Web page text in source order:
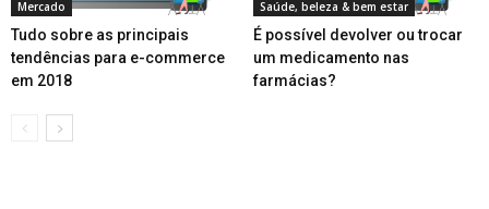
Mercado
Tudo sobre as principais
tendências para e-commerce
em 2018
Saúde, beleza & bem estar
É possível devolver ou trocar
um medicamento nas
farmácias?